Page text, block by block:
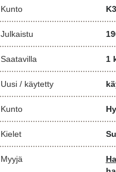
Kunto K3
Julkaistu
Saatavilla 1
Uusi / käytetty
Kunto
Kielet
Myyjä